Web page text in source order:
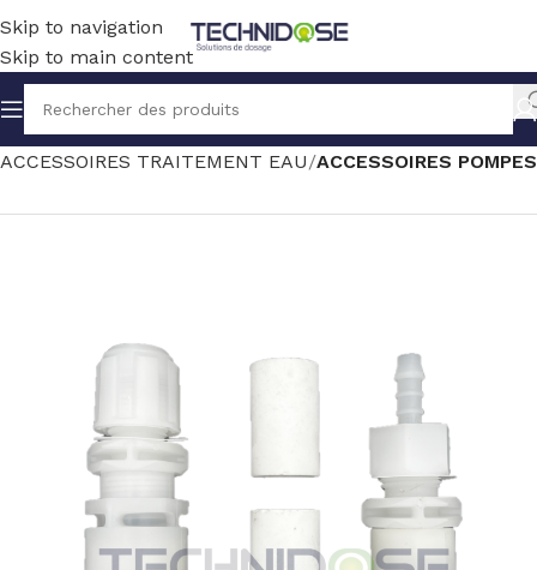
Skip to navigation
Skip to main content
Accueil TRAITEMENT EAU
ACCESSOIRES TRAITEMENT EAU ACCESSOIRES POMPES